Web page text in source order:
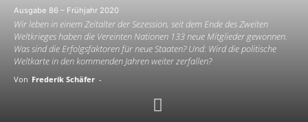
Ausgabe 86 – Frühjahr 2020
Wir leben in einem Zeitalter der Sezession, seit dem Ende des Zweiten
Weltkrieges haben die Vereinten Nationen 133 neue Mitglieder gewonnen.
Was sind die Erfolgsfaktoren für neue Staaten? Und: Wird die politische
Weltkarte in den kommenden Jahren weiter zerfallen?
Von Frederik Schäfer -